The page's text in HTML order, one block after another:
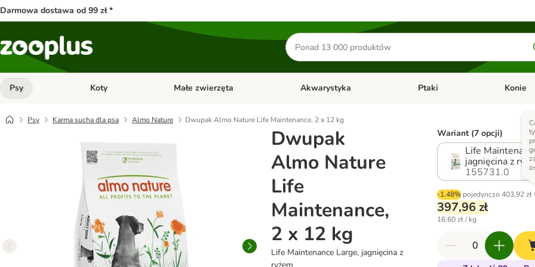
Darmowa dostawa od 99 zł *
Szukaj
produktów
Psy Otwórz menu kategorii: Psy
Koty Otwórz menu kategorii: Koty
Małe zwierzęta Otwórz menu kategorii: Małe zwierzęta
Akwarystyka Otwórz menu kategorii:
Ptaki Otwórz
Konie
Psy Karma sucha dla psa Almo Nature Dwupak Almo Nature Life Maintenance, 2 x 12 kg
Dwupak
Almo Nature
Life
Maintenance,
2 x 12 kg
Life Maintenance Large, jagnięcina z
Wariant (7 opcji)
Life
jagnięcina z
155731.0
-1.48% pojedynczo 403,92 zł
397,96 zł
16,60 zł / kg